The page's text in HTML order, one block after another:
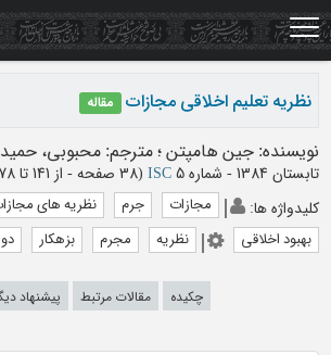
Skip
to
main
نظریه تعلیم اخلاقی مجازات مقاله
نویسنده: جین هامپتن ؛ مترجم: محبوبی، حمید
تابستان 1384 - شماره 5 ISC (‎38 صفحه - از 141 تا 178
کلیدواژه ها: مجازات جرم نظریه های
بهبود اخلاقی نظریه مجرم بزهکار
چکیده مقالات مرتبط پیشنهاد